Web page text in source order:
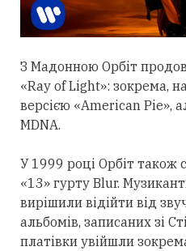
З Мадонною Орбіт
«Ray of Light»: зокрема,
версією «American Pie»,
MDNA.
У 1999 році Орбіт також
«13» гурту Blur.
вирішили відійти від
альбомів, записаних зі
платівки увійшли